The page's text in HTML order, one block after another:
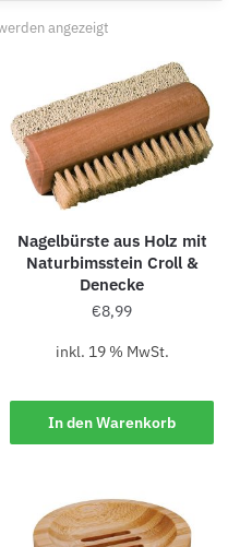
angezeigt
Nagelbürste aus Holz mit
Naturbimsstein Croll &
Denecke
€8,99
inkl. 19 % MwSt.
In den Warenkorb